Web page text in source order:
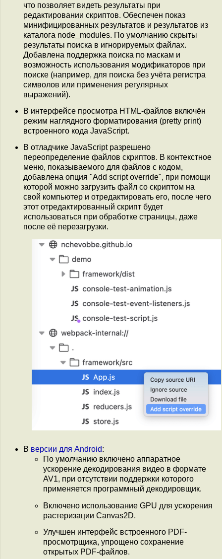
что позволяет видеть результаты при
редактировании скриптов. Обеспечен показ
минифицированных результатов и результатов из
каталога node_modules. По умолчанию скрыты
результаты поиска в игнорируемых файлах.
Добавлена поддержка поиска по маскам и
возможность использования модификаторов при
поиске (например, для поиска без учёта регистра
символов или применения регулярных
выражений).
В интерфейсе просмотра HTML-файлов включён
режим наглядного форматирования (pretty print)
встроенного кода JavaScript.
В отладчике JavaScript разрешено
переопределение файлов скриптов. В контекстное
меню, показываемого для файлов с кодом,
добавлена опция "Add script override", при помощи
которой можно загрузить файл со скриптом на
свой компьютер и отредактировать его, после чего
этот отредактированный скрипт будет
использоваться при обработке страницы, даже
после её перезагрузки.
В версии для Android:
По умолчанию включено аппаратное
ускорение декодирования видео в формате
AV1, при отсутствии поддержки которого
применяется программный декодировщик.
Включено использование GPU для ускорения
растеризации Canvas2D.
Улучшен интерфейс встроенного PDF-
просмотрщика, упрощено сохранение
открытых PDF-файлов.